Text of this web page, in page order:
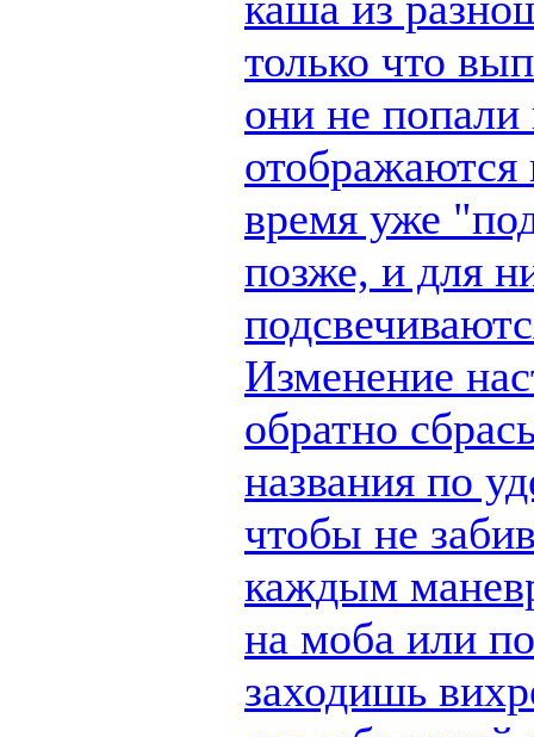
только что
они не попали
время уже
позже, и для
Изменение
обратно
названия по
чтобы не
каждым
на моба или
заходишь